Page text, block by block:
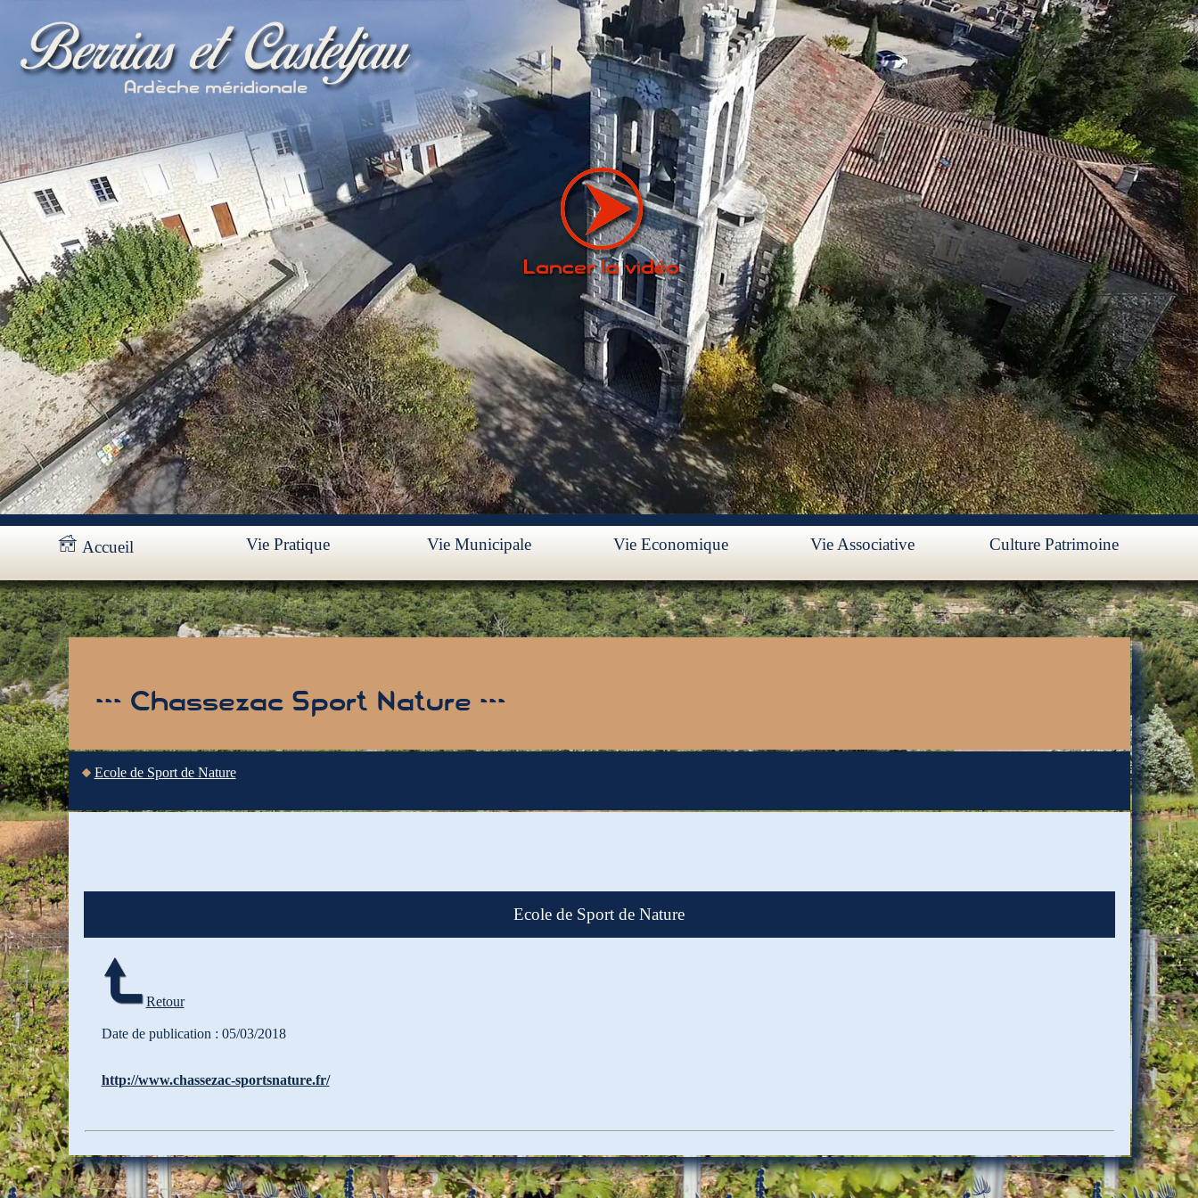
Accueil Vie Pratique Vie Municipale Vie Economique Vie Associative Culture Patrimoine
--- Chassezac Sport Nature ---
Ecole de Sport de Nature
Ecole de Sport de Nature
Retour
Date de publication : 05/03/2018
http://www.chassezac-sportsnature.fr/